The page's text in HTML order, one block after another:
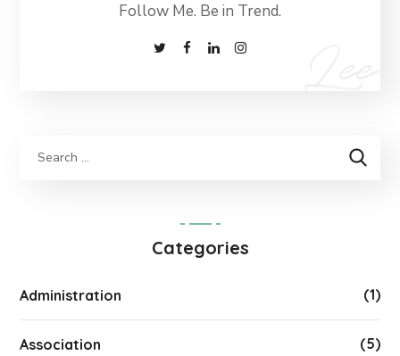
Follow Me. Be in Trend.
Categories
Administration (1)
Association (5)